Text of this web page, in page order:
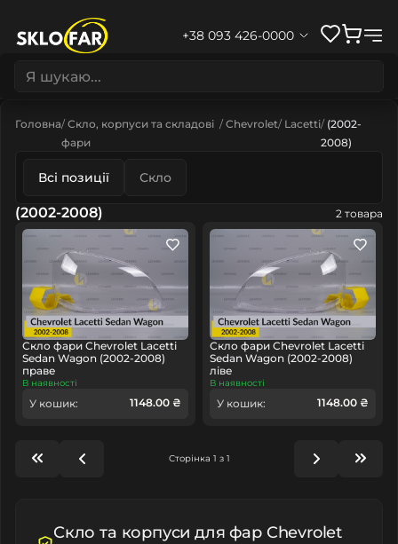
+38 093 426-0000
Головна Скло, корпуси та складові
фари
Chevrolet Lacetti (2002-
2008)
Всі позиції Скло
(2002-2008) 2 товара
Скло фари Chevrolet Lacetti
Sedan Wagon (2002-2008)
праве
В наявності
У кошик: 1148.00 ₴
Скло фари Chevrolet Lacetti
Sedan Wagon (2002-2008)
ліве
В наявності
У кошик: 1148.00 ₴
Сторінка 1 з 1
Скло та корпуси для фар Chevrolet